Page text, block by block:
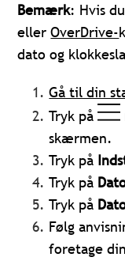
Bemærk: Hvis
ellerOverDrive-
dato og
Gå til din
Tryk på
skærmen.
Tryk på
Tryk på
Tryk på
Følg
foretage